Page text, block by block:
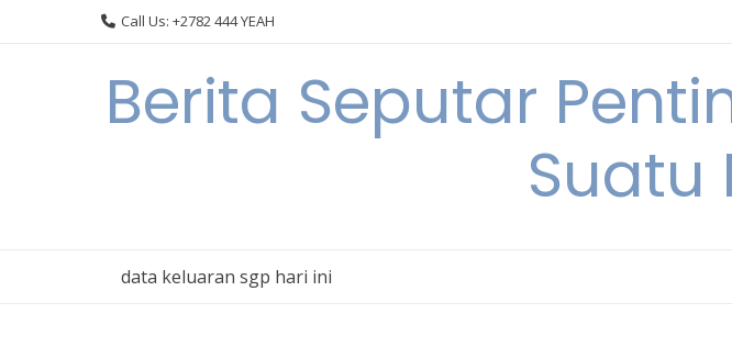
Call Us: +2782 444 YEAH
Berita Seputar
Suatu
data keluaran sgp hari ini